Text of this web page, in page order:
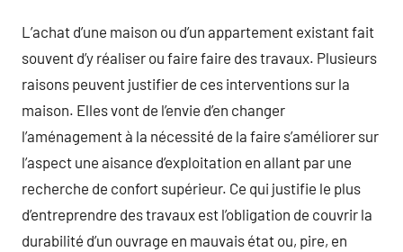
L’achat d’une maison ou d’un appartement existant fait
souvent d’y réaliser ou faire faire des travaux. Plusieurs
raisons peuvent justifier de ces interventions sur la
maison. Elles vont de l’envie d’en changer
l’aménagement à la nécessité de la faire s’améliorer sur
l’aspect une aisance d’exploitation en allant par une
recherche de confort supérieur. Ce qui justifie le plus
d’entreprendre des travaux est l’obligation de couvrir la
durabilité d’un ouvrage en mauvais état ou, pire, en